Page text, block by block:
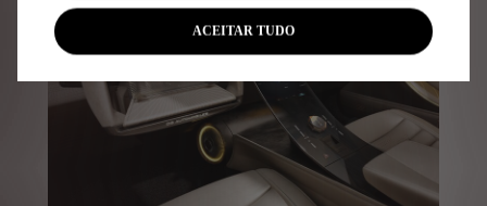
ACEITAR TUDO